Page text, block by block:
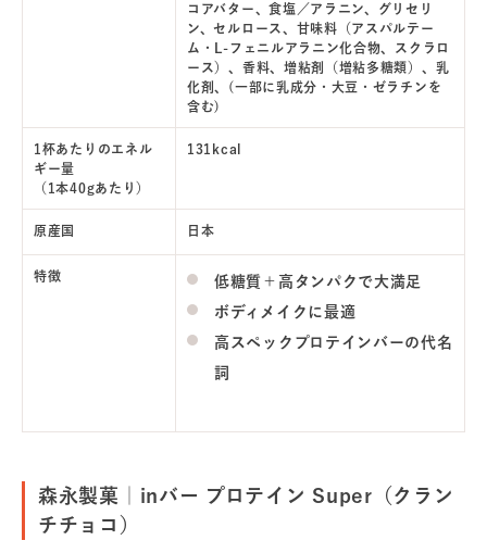
コアバター、食塩／アラニン、グリセリ
ン、セルロース、甘味料（アスパルテー
ム・L-フェニルアラニン化合物、スクラロ
ース）、香料、増粘剤（増粘多糖類）、乳
化剤、(一部に乳成分・大豆・ゼラチンを
含む)
1杯あたりのエネル
ギー量
（1本40gあたり）
131kcal
原産国 日本
特徴
低糖質＋高タンパクで大満足
ボディメイクに最適
高スペックプロテインバーの代名
詞
森永製菓｜inバー プロテイン Super（クラン
チチョコ）